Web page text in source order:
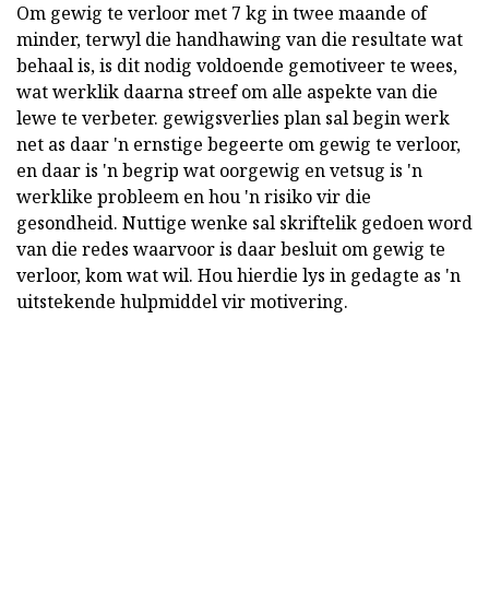
Om gewig te verloor met 7 kg in twee maande of
minder, terwyl die handhawing van die resultate wat
behaal is, is dit nodig voldoende gemotiveer te wees,
wat werklik daarna streef om alle aspekte van die
lewe te verbeter. gewigsverlies plan sal begin werk
net as daar 'n ernstige begeerte om gewig te verloor,
en daar is 'n begrip wat oorgewig en vetsug is 'n
werklike probleem en hou 'n risiko vir die
gesondheid. Nuttige wenke sal skriftelik gedoen word
van die redes waarvoor is daar besluit om gewig te
verloor, kom wat wil. Hou hierdie lys in gedagte as 'n
uitstekende hulpmiddel vir motivering.